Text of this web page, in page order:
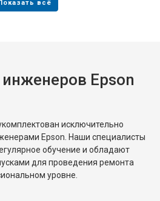
Epson
исключительно
Epson. Наши специалисты
обучение и обладают
для проведения ремонта
уровне.